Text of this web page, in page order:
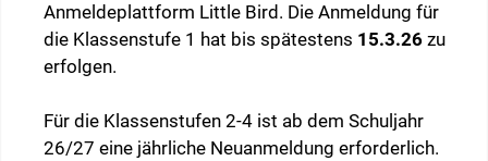
Anmeldeplattform Little Bird. Die Anmeldung für
die Klassenstufe 1 hat bis spätestens 15.3.26 zu
erfolgen.
Für die Klassenstufen 2-4 ist ab dem Schuljahr
26/27 eine jährliche Neuanmeldung erforderlich.